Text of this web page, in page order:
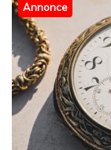
Annonce